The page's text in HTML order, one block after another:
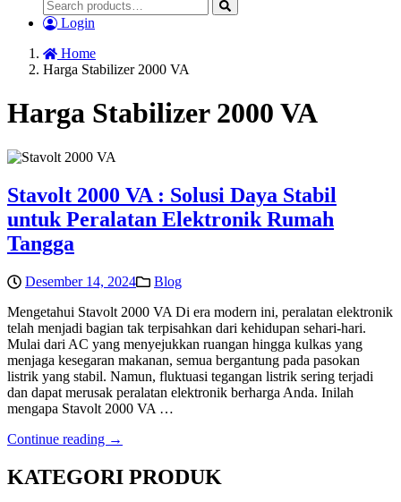
Login
Home
Harga Stabilizer 2000 VA
Harga Stabilizer 2000 VA
Stavolt 2000 VA : Solusi Daya Stabil
untuk Peralatan Elektronik Rumah
Tangga
Desember 14, 2024
Blog
Mengetahui Stavolt 2000 VA Di era modern ini, peralatan elektronik
telah menjadi bagian tak terpisahkan dari kehidupan sehari-hari.
Mulai dari AC yang menyejukkan ruangan hingga kulkas yang
menjaga kesegaran makanan, semua bergantung pada pasokan
listrik yang stabil. Namun, fluktuasi tegangan listrik sering terjadi
dan dapat merusak peralatan elektronik berharga Anda. Inilah
mengapa Stavolt 2000 VA …
Continue reading →
KATEGORI PRODUK